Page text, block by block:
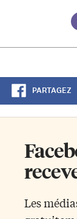
PARTAGEZ
Les